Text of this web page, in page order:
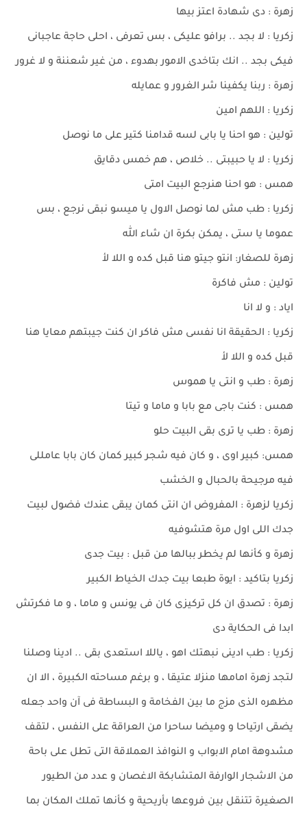
زهرة : دى شهادة اعتز بيها
زكريا : لا بجد .. برافو عليكى ، بس تعرفى ، احلى حاجة عاجبانى
فيكى بجد .. انك بتاخدى الامور بهدوء ، من غير شعننة و لا غرور
زهرة : ربنا يكفينا شر الغرور و عمايله
زكريا : اللهم امين
تولين : هو احنا يا بابى لسه قدامنا كتير على ما نوصل
زكريا : لا يا حبيبتى .. خلاص ، هم خمس دقايق
همس : هو احنا هنرجع البيت امتى
زكريا : طب مش لما نوصل الاول يا ميسو نبقى نرجع ، بس
عموما يا ستى ، يمكن بكرة ان شاء الله
زهرة للصغار: انتو جيتو هنا قبل كده و اللا لأ
تولين : مش فاكرة
اياد : و لا انا
زكريا : الحقيقة انا نفسى مش فاكر ان كنت جيبتهم معايا هنا
قبل كده و اللا لأ
زهرة : طب و انتى يا هموس
همس : كنت باجى مع بابا و ماما و تيتا
زهرة : طب يا ترى بقى البيت حلو
همس: كبير اوى ، و كان فيه شجر كبير كمان كان بابا عامللى
فيه مرجيحة بالحبال و الخشب
زكريا لزهرة : المفروض ان انتى كمان يبقى عندك فضول لبيت
جدك اللى اول مرة هتشوفيه
زهرة و كأنها لم يخطر ببالها من قبل : بيت جدى
زكريا بتاكيد : ايوة طبعا بيت جدك الخياط الكبير
زهرة : تصدق ان كل تركيزى كان فى يونس و ماما ، و ما فكرتش
ابدا فى الحكاية دى
زكريا : طب ادينى نبهتك اهو ، ياللا استعدى بقى .. ادينا وصلنا
لتجد زهرة امامها منزلا عتيقا ، و برغم مساحته الكبيرة ، الا ان
مظهره الذى مزج ما بين الفخامة و البساطة فى آن واحد جعله
يضقى ارتياحا و وميضا ساحرا من العراقة على النفس ، لتقف
مشدوهة امام الابواب و النوافذ العملاقة التى تطل على باحة
من الاشجار الوارفة المتشابكة الاغصان و عدد من الطيور
الصغيرة تتنقل بين فروعها بأريحية و كأنها تملك المكان بما